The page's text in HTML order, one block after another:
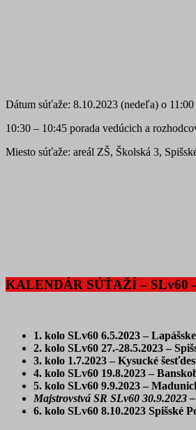
Dátum súťaže: 8.10.2023 (nedeľa) o
10:30 – 10:45 porada vedúcich a
Miesto súťaže: areál ZŠ, Školská 3,
KALENDÁR SÚŤAŽÍ – SLv60
1. kolo SLv60 6.5.2023 –
2. kolo SLv60 27.-28.5.2023 –
3. kolo 1.7.2023 – Kysucké
4. kolo SLv60 19.8.2023 –
5. kolo SLv60 9.9.2023 –
Majstrovstvá SR SLv60 30.9.2023
6. kolo SLv60 8.10.2023 Spišské